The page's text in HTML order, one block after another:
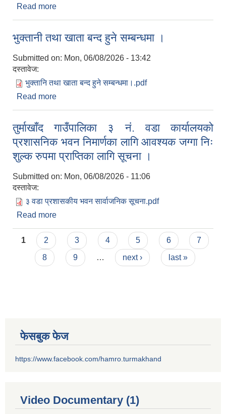
Read more
भुक्तानी तथा खाता बन्द हुने सम्बन्धमा ।
Submitted on: Mon, 06/08/2026 - 13:42
दस्तावेज:
भुक्तानि तथा खाता बन्द हुने सम्बन्धमा।.pdf
Read more
तुर्माखाँद गाउँपालिका ३ नं. वडा कार्यालयको
प्रशासनिक भवन निमार्णका लागि आवश्यक जग्गा निः
शुल्क रुपमा प्राप्तिका लागि सूचना ।
Submitted on: Mon, 06/08/2026 - 11:06
दस्तावेज:
३ वडा प्रशासकीय भवन सार्वाजनिक सूचना.pdf
Read more
रुपमा प्राप्तिका लागि सूचना ।
Pages
1 2 3 4 5 6
7
8
9 … next › last »
फेसबुक फेज
https://www.facebook.com/hamro.turmakhand
Video Documentary (1)